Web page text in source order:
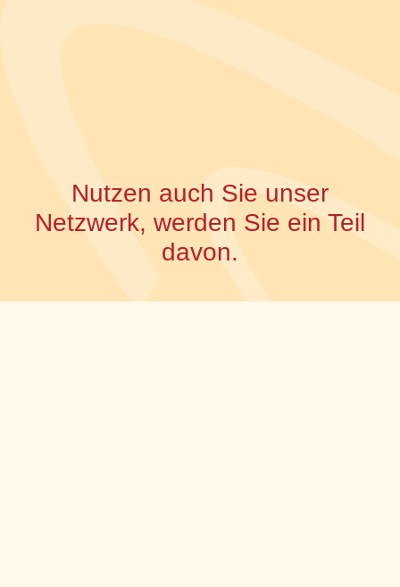
Nutzen auch Sie unser
Netzwerk, werden Sie ein Teil
davon.